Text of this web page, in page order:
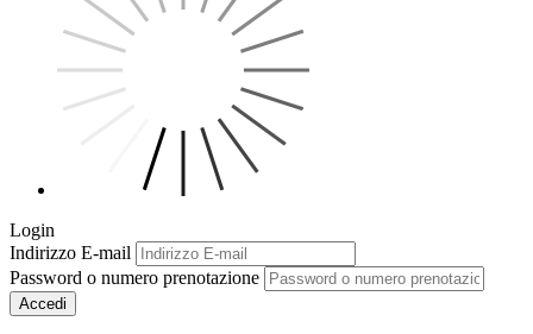
Login
Indirizzo E-mail
Password o numero prenotazione
Accedi